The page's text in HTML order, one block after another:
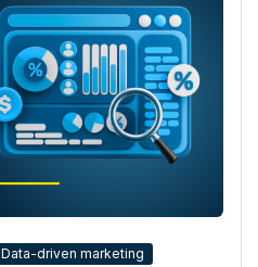
Data-driven marketing